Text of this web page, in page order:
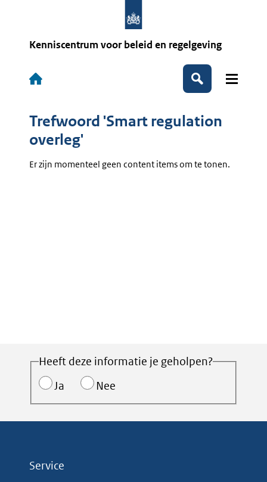
Kenniscentrum voor beleid en regelgeving
Hoofdnavigatie
Zoeken
Trefwoord 'Smart regulation
overleg'
Er zijn momenteel geen content items om te tonen.
Heeft deze informatie je geholpen?
Ja
Nee
Service